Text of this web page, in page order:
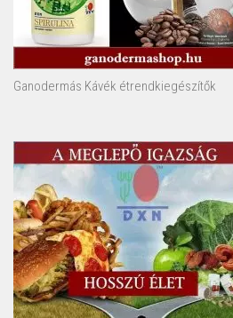
Ganodermás Kávék étrendkiegészítők